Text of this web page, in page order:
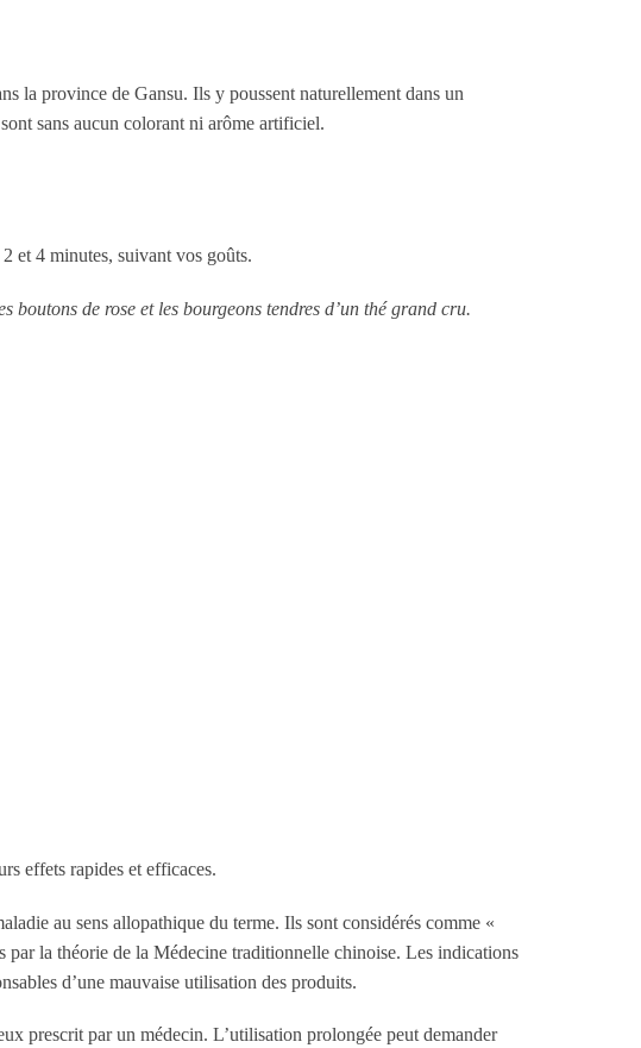
la province de Gansu. Ils y poussent naturellement dans un
sans aucun colorant ni arôme artificiel.
et 4 minutes, suivant vos goûts.
boutons de rose et les bourgeons tendres d’un thé grand cru.
effets rapides et efficaces.
au sens allopathique du terme. Ils sont considérés comme «
par la théorie de la Médecine traditionnelle chinoise. Les indications
d’une mauvaise utilisation des produits.
prescrit par un médecin. L’utilisation prolongée peut demander